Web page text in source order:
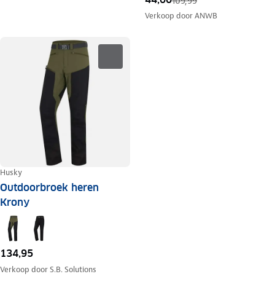
Verkoop doorANWB
Husky
Outdoorbroek heren
Krony
134,95
Verkoop doorS.B. Solutions